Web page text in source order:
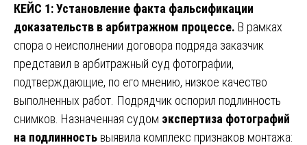
КЕЙС 1: Установление факта фальсификации
доказательств в арбитражном процессе. В рамках
спора о неисполнении договора подряда заказчик
представил в арбитражный суд фотографии,
подтверждающие, по его мнению, низкое качество
выполненных работ. Подрядчик оспорил подлинность
снимков. Назначенная судом экспертиза фотографий
на подлинность выявила комплекс признаков монтажа: